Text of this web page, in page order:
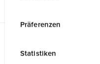
Präferenzen
Statistiken
Stecker PowerTOP®